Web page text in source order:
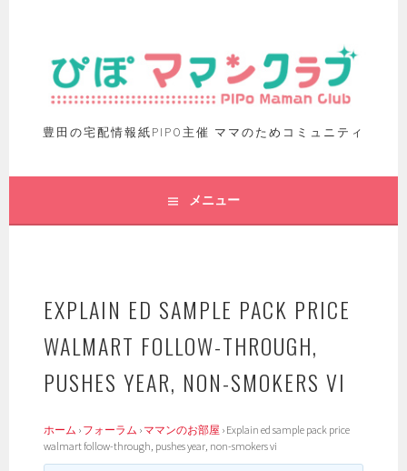
豊田の宅配情報紙PIPO主催 ママのためコミュニティ
メニュー
EXPLAIN ED SAMPLE PACK PRICE
WALMART FOLLOW-THROUGH,
PUSHES YEAR, NON-SMOKERS VI
ホーム › フォーラム › ママンのお部屋 › Explain ed sample pack price
walmart follow-through, pushes year, non-smokers vi